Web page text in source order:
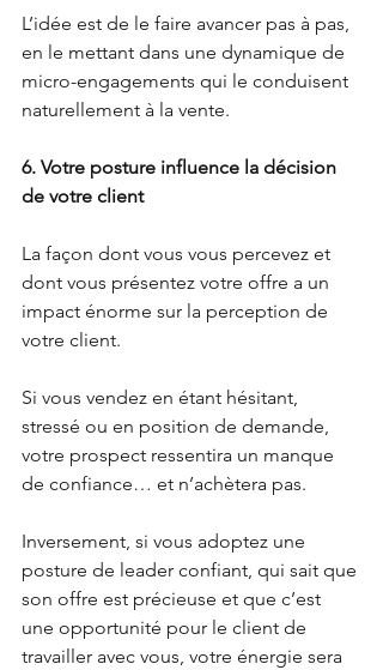
L’idée est de le faire avancer pas à pas,
en le mettant dans une dynamique de
micro-engagements qui le conduisent
naturellement à la vente.
6. Votre posture influence la décision
de votre client
La façon dont vous vous percevez et
dont vous présentez votre offre a un
impact énorme sur la perception de
votre client.
Si vous vendez en étant hésitant,
stressé ou en position de demande,
votre prospect ressentira un manque
de confiance… et n’achètera pas.
Inversement, si vous adoptez une
posture de leader confiant, qui sait que
son offre est précieuse et que c’est
une opportunité pour le client de
travailler avec vous, votre énergie sera